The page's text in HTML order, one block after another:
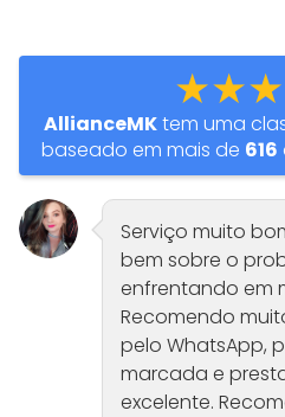
AllianceMKtem uma
baseado em mais de 616
Serviço muito
bem sobre o
enfrentando em
Recomendo
pelo WhatsApp,
marcada e
excelente.